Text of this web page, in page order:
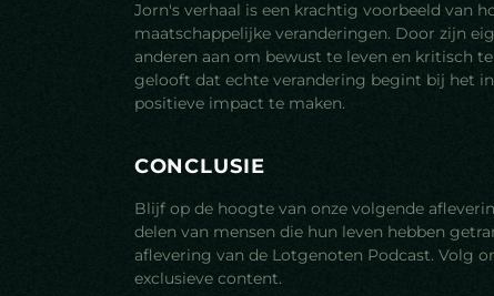
Jorn's verhaal is een krachtig voorbeeld van
maatschappelijke veranderingen. Door zijn
anderen aan om bewust te leven en kritisch
gelooft dat echte verandering begint bij het
positieve impact te maken.
CONCLUSIE
Blijf op de hoogte van onze volgende
delen van mensen die hun leven hebben
aflevering van de Lotgenoten Podcast. Volg
exclusieve content.